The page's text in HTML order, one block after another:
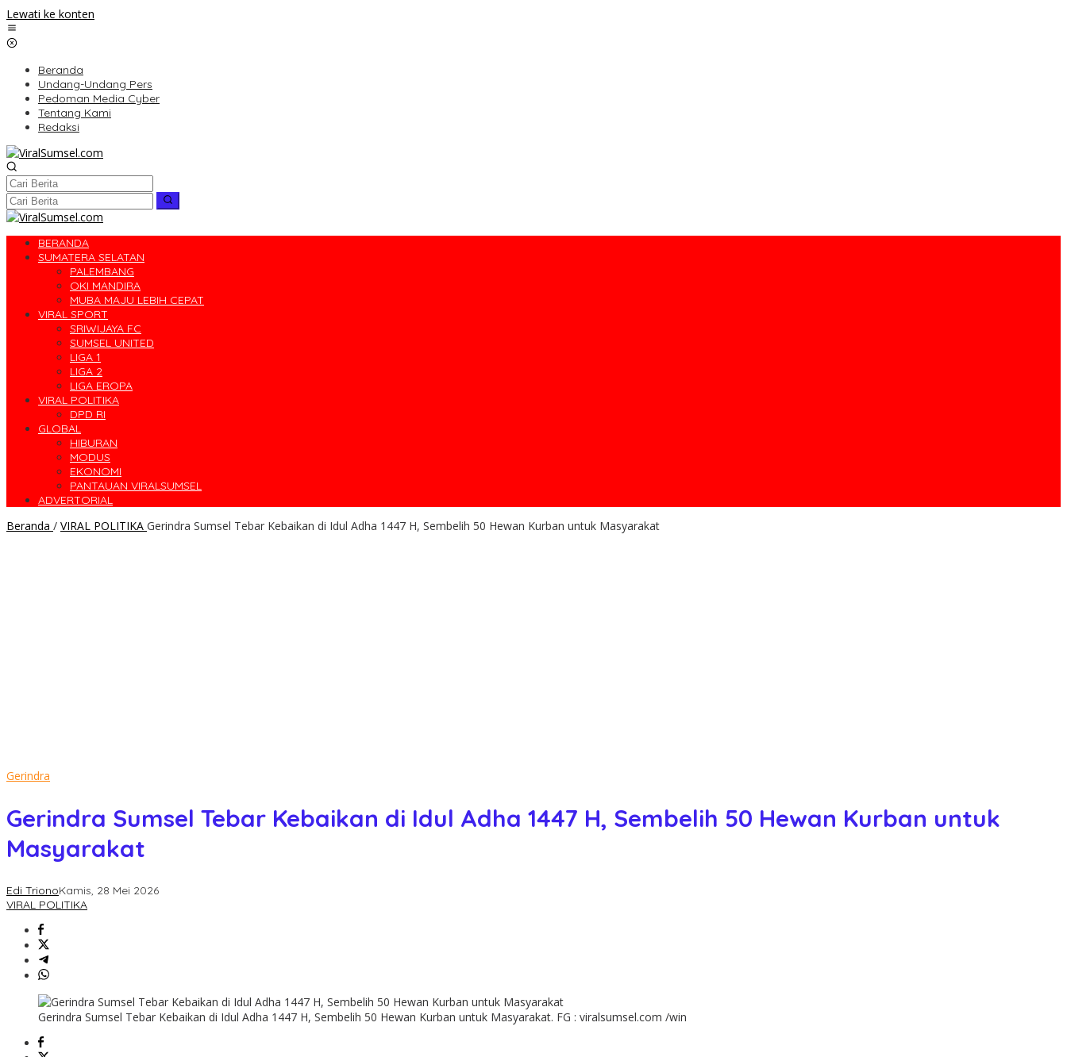
Lewati ke konten
Beranda
Undang-Undang Pers
Pedoman Media Cyber
Tentang Kami
Redaksi
BERANDA
SUMATERA SELATAN
PALEMBANG
OKI MANDIRA
MUBA MAJU LEBIH CEPAT
VIRAL SPORT
SRIWIJAYA FC
SUMSEL UNITED
LIGA 1
LIGA 2
LIGA EROPA
VIRAL POLITIKA
DPD RI
GLOBAL
HIBURAN
MODUS
EKONOMI
PANTAUAN VIRALSUMSEL
ADVERTORIAL
Beranda / VIRAL POLITIKA Gerindra Sumsel Tebar Kebaikan di Idul Adha 1447 H, Sembelih 50 Hewan Kurban untuk Masyarakat
Gerindra
Gerindra Sumsel Tebar Kebaikan di Idul Adha 1447 H, Sembelih 50 Hewan Kurban untuk
Masyarakat
Edi TrionoKamis, 28 Mei 2026
VIRAL POLITIKA
Gerindra Sumsel Tebar Kebaikan di Idul Adha 1447 H, Sembelih 50 Hewan Kurban untuk Masyarakat. FG : viralsumsel.com /win